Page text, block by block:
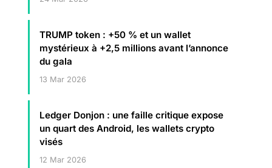
TRUMP token : +50 % et un wallet
mystérieux à +2,5 millions avant l’annonce
du gala
13 Mar 2026
Ledger Donjon : une faille critique expose
un quart des Android, les wallets crypto
visés
12 Mar 2026